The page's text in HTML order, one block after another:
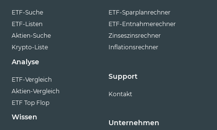
ETF-Suche
ETF-Listen
Aktien-Suche
Krypto-Liste
Analyse
ETF-Vergleich
Aktien-Vergleich
ETF Top Flop
Wissen
ETF-Sparplanrechner
ETF-Entnahmerechner
Zinseszinsrechner
Inflationsrechner
Support
Kontakt
Unternehmen